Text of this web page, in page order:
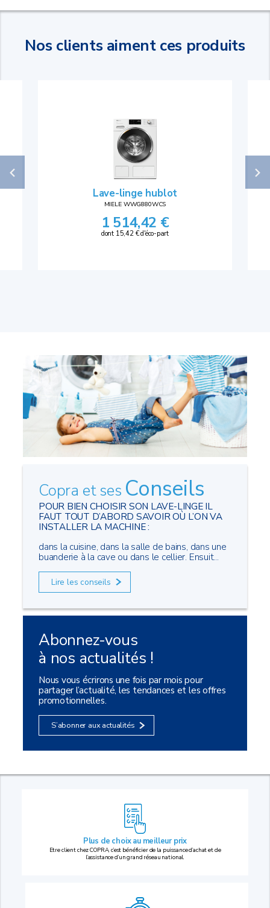
Nos clients aiment ces produits
Lave-linge hublot
MIELE WWG880WCS
1 514,42 €
dont 15,42 € d'éco-part
Copra et ses Conseils
POUR BIEN CHOISIR SON LAVE-LINGE IL
FAUT TOUT D’ABORD SAVOIR OÙ L’ON VA
INSTALLER LA MACHINE :
dans la cuisine, dans la salle de bains, dans une
buanderie à la cave ou dans le cellier. Ensuit...
Lire les conseils
Abonnez-vous
à nos actualités !
Nous vous écrirons une fois par mois pour
partager l’actualité, les tendances et les offres
promotionnelles.
S’abonner aux actualités
Plus de choix au meilleur prix
Etre client chez COPRA, c’est bénéficier de la puissance d’achat et de
l’assistance d’un grand réseau national.